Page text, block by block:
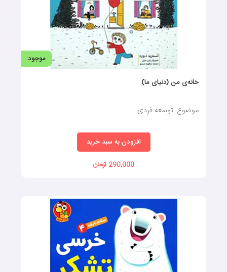
موجود
خانه‌ی من (دنیای ما)
موضوع: توسعه فردی
افزودن به سبد خرید
290,000 تومان